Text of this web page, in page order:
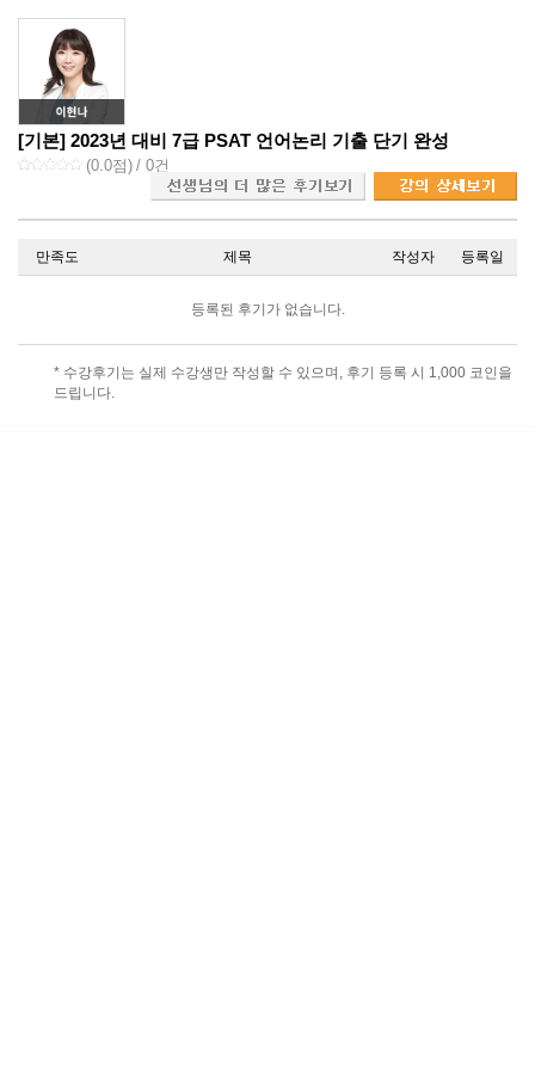
[기본] 2023년 대비 7급 PSAT 언어논리 기출 단기 완성
(0.0점) / 0건
만족도 제목 작성자 등록일
등록된 후기가 없습니다.
* 수강후기는 실제 수강생만 작성할 수 있으며, 후기 등록 시 1,000 코인을
드립니다.